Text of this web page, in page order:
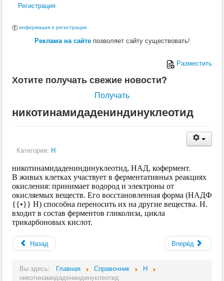
Регистрация
информация о регистрации
Реклама на сайтепозволяет сайту существовать!
Разместить
Хотите получать свежие новости?
Получать
никотинамидадениндинуклеотид
Категория: Н
никотинамидадениндинуклеотид, НАД, кофермент.
В живых клетках участвует в ферментативных реакциях
окисления: принимает водород и электроны от
окисляемых веществ. Его восстановленная форма (НАДФ
{{•}} Н) способна переносить их на другие вещества. Н.
входит в состав ферментов гликолиза, цикла
трикарбоновых кислот.
Назад Вперёд
Вы здесь: Главная Справочник
Н
никотинамидадениндинуклеотид